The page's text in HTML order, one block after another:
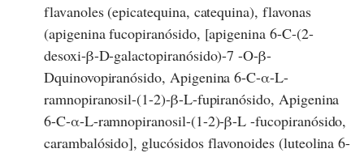
flavanoles (epicatequina, catequina), flavonas
(apigenina fucopiranósido, [apigenina 6-C-(2-
desoxi-β-D-galactopiranósido)-7 -O-β-
Dquinovopiranósido, Apigenina 6-C-α-L-
ramnopiranosil-(1-2)-β-L-fupiranósido, Apigenina
6-C-α-L-ramnopiranosil-(1-2)-β-L -fucopiranósido,
carambalósido], glucósidos flavonoides (luteolina 6-